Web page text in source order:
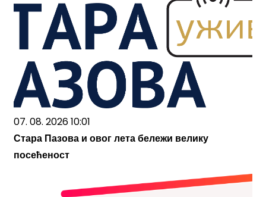
07. 08. 2026 10:01
Стара Пазова и овог лета бележи велику
посећеност